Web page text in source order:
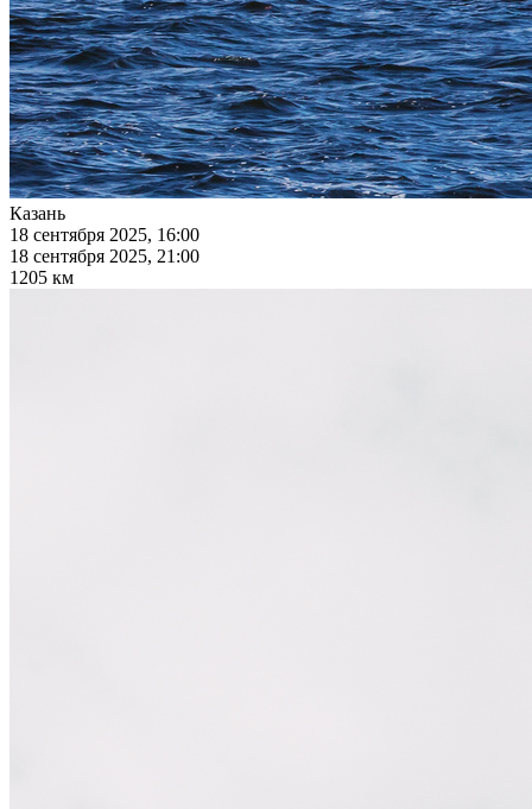
Казань
18 сентября 2025, 16:00
18 сентября 2025, 21:00
1205 км